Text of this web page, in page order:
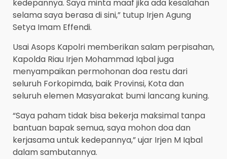
kedepannya. Saya minta maaf jika ada kesalahan
selama saya berasa di sini,” tutup Irjen Agung
Setya Imam Effendi.
Usai Asops Kapolri memberikan salam perpisahan,
Kapolda Riau Irjen Mohammad Iqbal juga
menyampaikan permohonan doa restu dari
seluruh Forkopimda, baik Provinsi, Kota dan
seluruh elemen Masyarakat bumi lancang kuning.
“Saya paham tidak bisa bekerja maksimal tanpa
bantuan bapak semua, saya mohon doa dan
kerjasama untuk kedepannya,” ujar Irjen M Iqbal
dalam sambutannya.